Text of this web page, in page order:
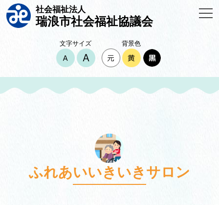
社会福祉法人
瑞浪市社会福祉協議会
文字サイズ 背景色
ふれあいいきいきサロン